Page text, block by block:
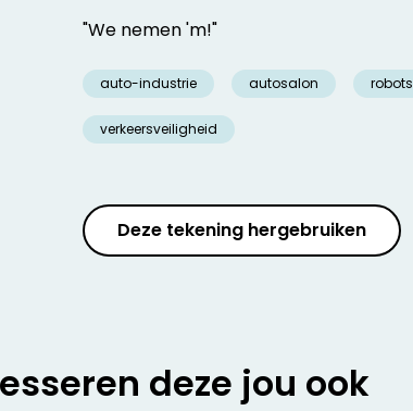
"We nemen 'm!"
auto-industrie autosalon robots
verkeersveiligheid
Deze tekening hergebruiken
deze jou ook